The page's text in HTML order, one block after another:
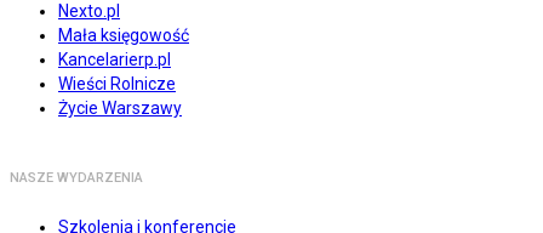
Nexto.pl
Mała księgowość
Kancelarierp.pl
Wieści Rolnicze
Życie Warszawy
NASZE WYDARZENIA
Szkolenia i konferencje